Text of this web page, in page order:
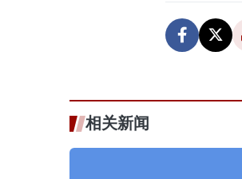
相关新闻